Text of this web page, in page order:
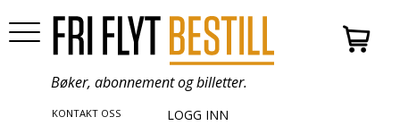
Bøker, abonnement og billetter.
KONTAKT OSS LOGG INN